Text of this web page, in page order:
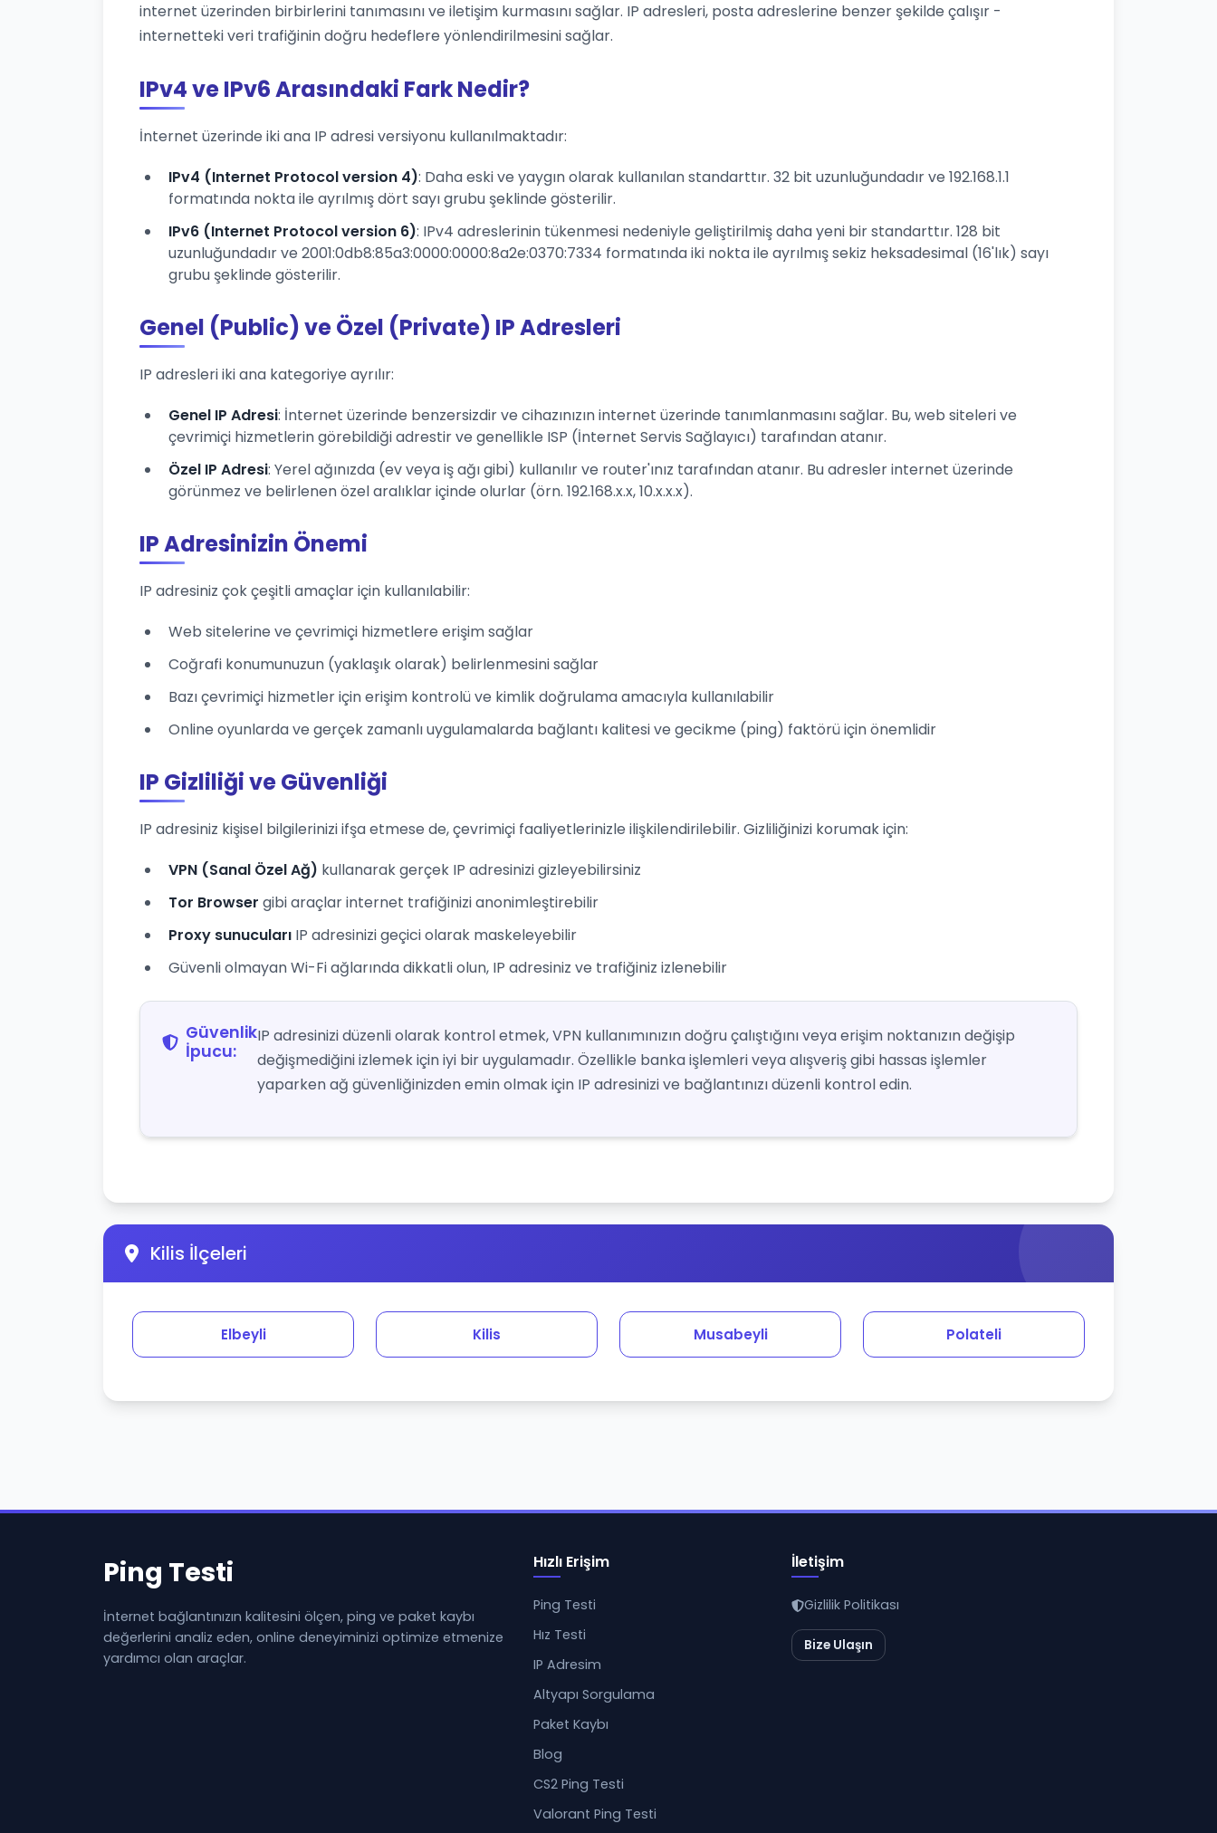
internet üzerinden birbirlerini tanımasını ve iletişim kurmasını sağlar. IP adresleri, posta adreslerine benzer şekilde çalışır -
internetteki veri trafiğinin doğru hedeflere yönlendirilmesini sağlar.
IPv4 ve IPv6 Arasındaki Fark Nedir?
İnternet üzerinde iki ana IP adresi versiyonu kullanılmaktadır:
IPv4 (Internet Protocol version 4): Daha eski ve yaygın olarak kullanılan standarttır. 32 bit uzunluğundadır ve 192.168.1.1
formatında nokta ile ayrılmış dört sayı grubu şeklinde gösterilir.
IPv6 (Internet Protocol version 6): IPv4 adreslerinin tükenmesi nedeniyle geliştirilmiş daha yeni bir standarttır. 128 bit
uzunluğundadır ve 2001:0db8:85a3:0000:0000:8a2e:0370:7334 formatında iki nokta ile ayrılmış sekiz heksadesimal (16'lık) sayı
grubu şeklinde gösterilir.
Genel (Public) ve Özel (Private) IP Adresleri
IP adresleri iki ana kategoriye ayrılır:
Genel IP Adresi: İnternet üzerinde benzersizdir ve cihazınızın internet üzerinde tanımlanmasını sağlar. Bu, web siteleri ve
çevrimiçi hizmetlerin görebildiği adrestir ve genellikle ISP (İnternet Servis Sağlayıcı) tarafından atanır.
Özel IP Adresi: Yerel ağınızda (ev veya iş ağı gibi) kullanılır ve router'ınız tarafından atanır. Bu adresler internet üzerinde
görünmez ve belirlenen özel aralıklar içinde olurlar (örn. 192.168.x.x, 10.x.x.x).
IP Adresinizin Önemi
IP adresiniz çok çeşitli amaçlar için kullanılabilir:
Web sitelerine ve çevrimiçi hizmetlere erişim sağlar
Coğrafi konumunuzun (yaklaşık olarak) belirlenmesini sağlar
Bazı çevrimiçi hizmetler için erişim kontrolü ve kimlik doğrulama amacıyla kullanılabilir
Online oyunlarda ve gerçek zamanlı uygulamalarda bağlantı kalitesi ve gecikme (ping) faktörü için önemlidir
IP Gizliliği ve Güvenliği
IP adresiniz kişisel bilgilerinizi ifşa etmese de, çevrimiçi faaliyetlerinizle ilişkilendirilebilir. Gizliliğinizi korumak için:
VPN (Sanal Özel Ağ) kullanarak gerçek IP adresinizi gizleyebilirsiniz
Tor Browser gibi araçlar internet trafiğinizi anonimleştirebilir
Proxy sunucuları IP adresinizi geçici olarak maskeleyebilir
Güvenli olmayan Wi-Fi ağlarında dikkatli olun, IP adresiniz ve trafiğiniz izlenebilir
Güvenlik
İpucu:
IP adresinizi düzenli olarak kontrol etmek, VPN kullanımınızın doğru çalıştığını veya erişim noktanızın değişip
değişmediğini izlemek için iyi bir uygulamadır. Özellikle banka işlemleri veya alışveriş gibi hassas işlemler
yaparken ağ güvenliğinizden emin olmak için IP adresinizi ve bağlantınızı düzenli kontrol edin.
Kilis İlçeleri
Elbeyli Kilis Musabeyli Polateli
Ping Testi
İnternet bağlantınızın kalitesini ölçen, ping ve paket kaybı
değerlerini analiz eden, online deneyiminizi optimize etmenize
yardımcı olan araçlar.
Hızlı Erişim
Ping Testi
Hız Testi
IP Adresim
Altyapı Sorgulama
Paket Kaybı
Blog
CS2 Ping Testi
Valorant Ping Testi
İletişim
Gizlilik Politikası
Bize Ulaşın